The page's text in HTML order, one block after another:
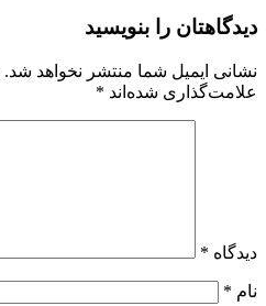
دیدگاهتان را بنویسید
نشانی ایمیل شما منتشر نخواهد شد.
علامت‌گذاری شده‌اند *
دیدگاه *
نام *